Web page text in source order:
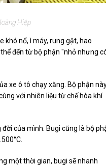
Hiệp
khó nổ, ì máy, rung gật, hao
đến từ bộ phận "nhỏ nhưng
xe ô tô chạy xăng. Bộ phận
với nhiên liệu từ chế hòa khí
của mình. Bugi cũng là bộ
một thời gian, bugi sẽ nhanh